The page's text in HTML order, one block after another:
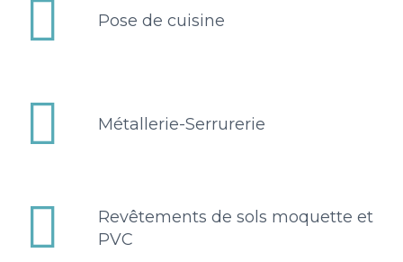

 Pose de cuisine

 Métallerie-Serrurerie


Revêtements de sols moquette et
PVC